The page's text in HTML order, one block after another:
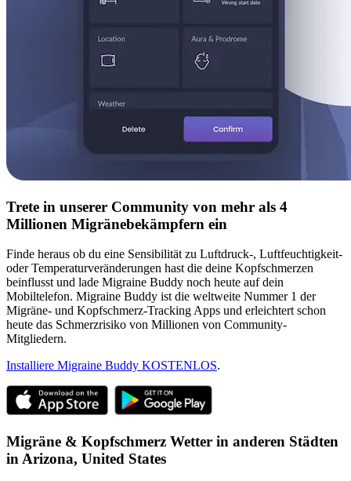
Trete in unserer Community von mehr als 4
Millionen Migränebekämpfern ein
Finde heraus ob du eine Sensibilität zu Luftdruck-, Luftfeuchtigkeit-
oder Temperaturveränderungen hast die deine Kopfschmerzen
beinflusst und lade Migraine Buddy noch heute auf dein
Mobiltelefon. Migraine Buddy ist die weltweite Nummer 1 der
Migräne- und Kopfschmerz-Tracking Apps und erleichtert schon
heute das Schmerzrisiko von Millionen von Community-
Mitgliedern.
Installiere Migraine Buddy KOSTENLOS.
Migräne & Kopfschmerz Wetter in anderen Städten
in Arizona, United States